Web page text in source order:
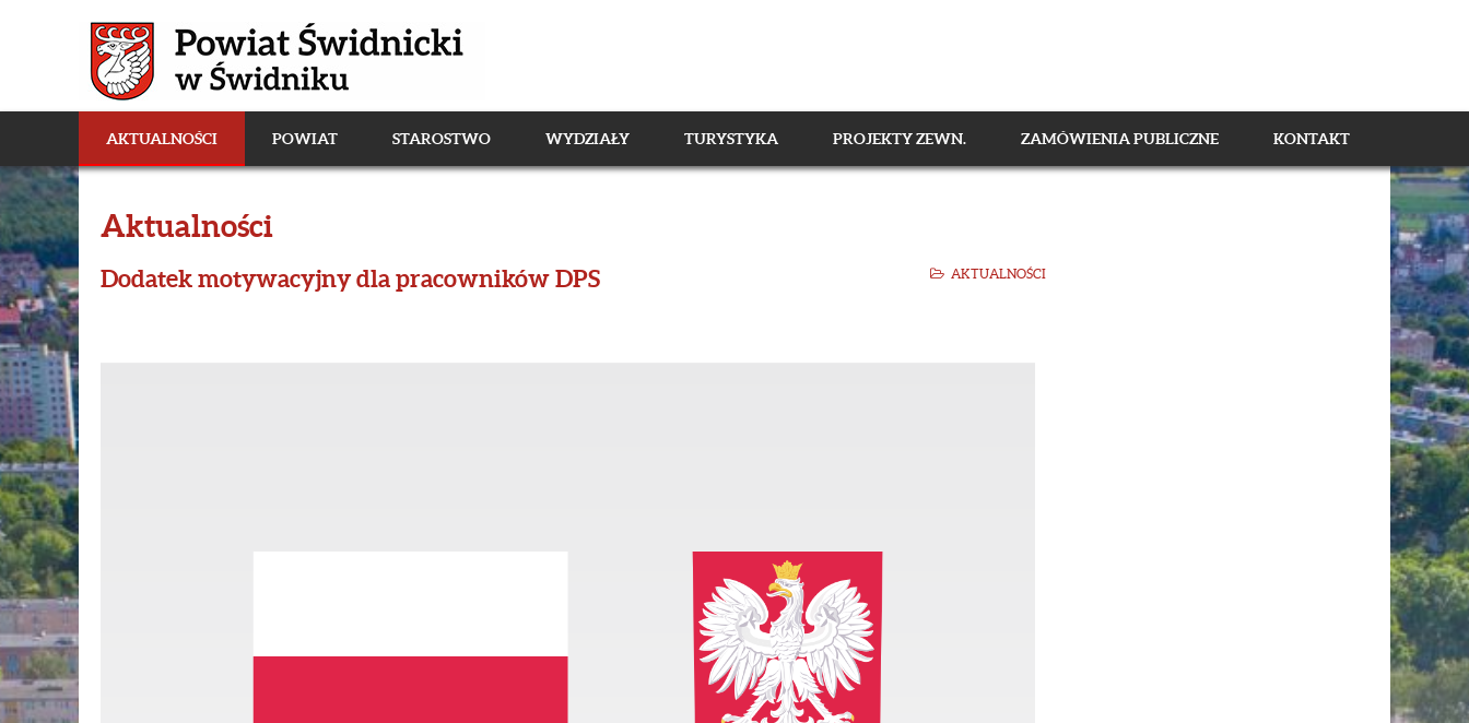
AKTUALNOŚCI POWIAT STAROSTWO WYDZIAŁY TURYSTYKA PROJEKTY ZEWN. ZAMÓWIENIA PUBLICZNE KONTAKT
Aktualności
AKTUALNOŚCI
Dodatek motywacyjny dla pracowników DPS